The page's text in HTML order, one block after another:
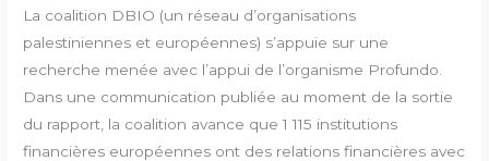
La coalition DBIO (un réseau d’organisations
palestiniennes et européennes) s’appuie sur une
recherche menée avec l’appui de l’organisme Profundo.
Dans une communication publiée au moment de la sortie
du rapport, la coalition avance que 1 115 institutions
financières européennes ont des relations financières avec